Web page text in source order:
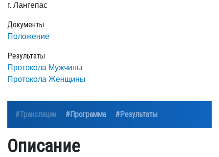
г. Лангепас
Документы
Положение
Результаты
Протокола Мужчины
Протокола Женщины
#Трансляции #Программа #Результаты
Описание